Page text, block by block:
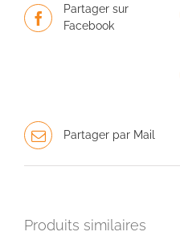
Partager sur
Facebook
Partager par Mail
Produits similaires